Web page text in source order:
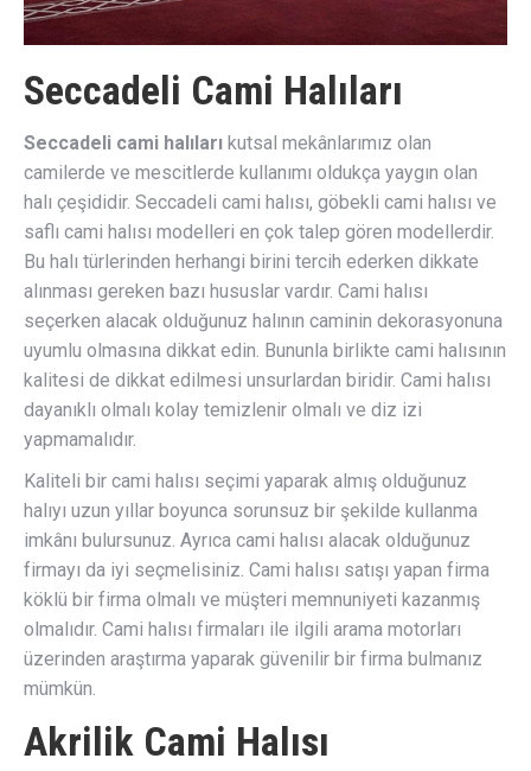
Seccadeli Cami Halıları
Seccadeli cami halıları kutsal mekânlarımız olan
camilerde ve mescitlerde kullanımı oldukça yaygın olan
halı çeşididir. Seccadeli cami halısı, göbekli cami halısı ve
saflı cami halısı modelleri en çok talep gören modellerdir.
Bu halı türlerinden herhangi birini tercih ederken dikkate
alınması gereken bazı hususlar vardır. Cami halısı
seçerken alacak olduğunuz halının caminin dekorasyonuna
uyumlu olmasına dikkat edin. Bununla birlikte cami halısının
kalitesi de dikkat edilmesi unsurlardan biridir. Cami halısı
dayanıklı olmalı kolay temizlenir olmalı ve diz izi
yapmamalıdır.
Kaliteli bir cami halısı seçimi yaparak almış olduğunuz
halıyı uzun yıllar boyunca sorunsuz bir şekilde kullanma
imkânı bulursunuz. Ayrıca cami halısı alacak olduğunuz
firmayı da iyi seçmelisiniz. Cami halısı satışı yapan firma
köklü bir firma olmalı ve müşteri memnuniyeti kazanmış
olmalıdır. Cami halısı firmaları ile ilgili arama motorları
üzerinden araştırma yaparak güvenilir bir firma bulmanız
mümkün.
Akrilik Cami Halısı